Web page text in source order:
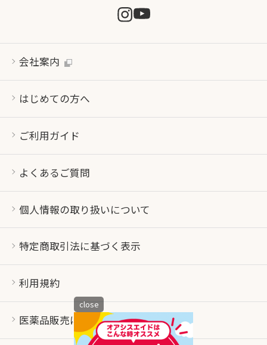
会社案内
はじめての方へ
ご利用ガイド
よくあるご質問
個人情報の取り扱いについて
特定商取引法に基づく表示
利用規約
医薬品販売について
close